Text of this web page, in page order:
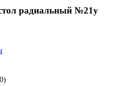
радиальный №21у
0)